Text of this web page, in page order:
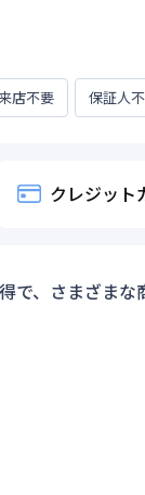
店不要 保証人
クレジット
で、さまざまな